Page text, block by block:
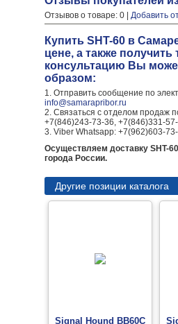
Отзывов о товаре: 0 | Добавить
Купить SHT-60 в
цене, а также получить
консультацию Вы
образом:
1. Отправить сообщение по
info@samarapribor.ru
2. Связаться с отделом продаж
+7(846)243-73-36, +7(846)331-
3. Viber Whatsapp: +7(962)603-
Осуществляем доставку SHT-
города России.
Другие позиции каталога
Signal Hound BB60C